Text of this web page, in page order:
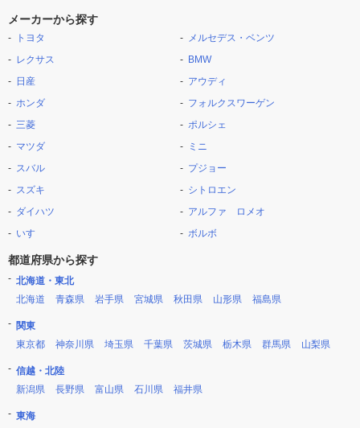
メーカーから探す
トヨタ
レクサス
日産
ホンダ
三菱
マツダ
スバル
スズキ
ダイハツ
いすゞ
メルセデス・ベンツ
BMW
アウディ
フォルクスワーゲン
ポルシェ
ミニ
プジョー
シトロエン
アルファ ロメオ
ボルボ
都道府県から探す
北海道・東北
北海道
青森県 岩手県 宮城県 秋田県 山形県 福島県
関東
東京都
神奈川県 埼玉県 千葉県 茨城県 栃木県 群馬県 山梨県
信越・北陸
新潟県
長野県 富山県 石川県 福井県
東海